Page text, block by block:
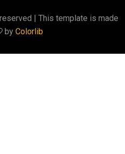
| This template is made
by Colorlib